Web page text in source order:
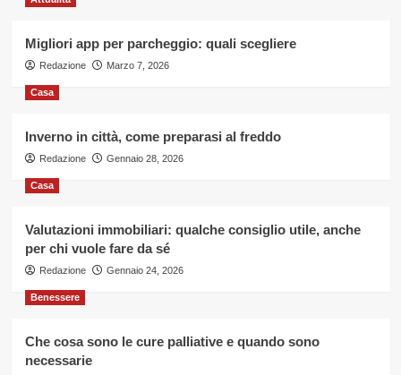
Migliori app per parcheggio: quali scegliere
Redazione Marzo 7, 2026
Casa
Inverno in città, come preparasi al freddo
Redazione Gennaio 28, 2026
Casa
Valutazioni immobiliari: qualche consiglio utile, anche
per chi vuole fare da sé
Redazione Gennaio 24, 2026
Benessere
Che cosa sono le cure palliative e quando sono
necessarie